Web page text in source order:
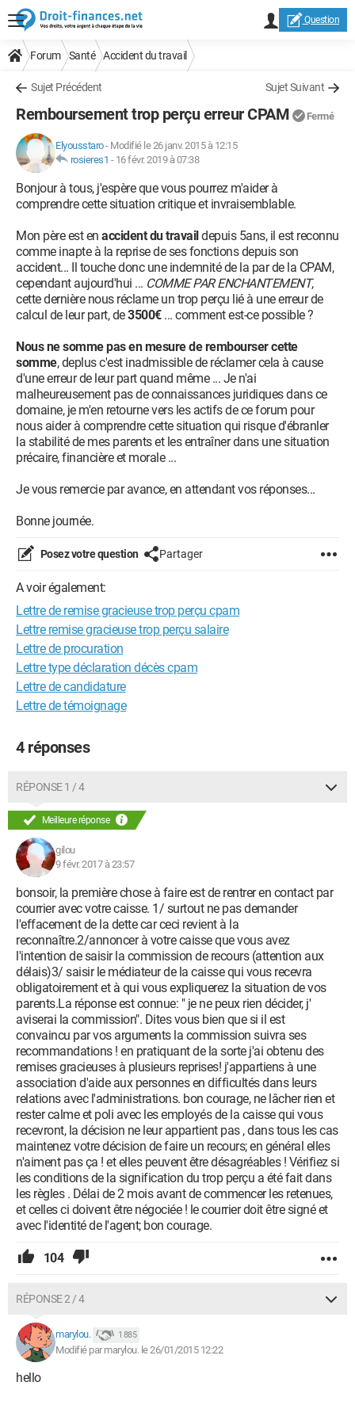
Question
Forum Santé Accident du travail
Sujet Précédent Sujet Suivant
Remboursement trop perçu erreur CPAM Fermé
Elyousstaro- Modifié le 26 janv. 2015 à 12:15
rosieres1 - 16 févr. 2019 à 07:38
Bonjour à tous, j'espère que vous pourrez m'aider à
comprendre cette situation critique et invraisemblable.
Mon père est en accident du travaildepuis 5ans, il est reconnu
comme inapte à la reprise de ses fonctions depuis son
accident... Il touche donc une indemnité de la par de la CPAM,
cependant aujourd'hui ... COMME PAR ENCHANTEMENT,
cette dernière nous réclame un trop perçu lié à une erreur de
calcul de leur part, de3500€... comment est-ce possible ?
Nous ne somme pas en mesure de rembourser cette
somme, deplus c'est inadmissible de réclamer cela à cause
d'une erreur de leur part quand même ... Je n'ai
malheureusement pas de connaissances juridiques dans ce
domaine, je m'en retourne vers les actifs de ce forum pour
nous aider à comprendre cette situation qui risque d'ébranler
la stabilité de mes parents et les entraîner dans une situation
précaire, financière et morale ...
Je vous remercie par avance, en attendant vos réponses...
Bonne journée.
Posez votre question Partager
A voir également:
Lettre de remise gracieuse trop perçu cpam
Lettre remise gracieuse trop perçu salaire
Lettre de procuration
Lettre type déclaration décès cpam
Lettre de candidature
Lettre de témoignage
4 réponses
RÉPONSE 1 / 4
Meilleure réponse
gilou
9 févr. 2017 à 23:57
bonsoir, la première chose à faire est de rentrer en contact par
courrier avec votre caisse. 1/ surtout ne pas demander
l'effacement de la dette car ceci revient à la
reconnaître.2/annoncer à votre caisse que vous avez
l'intention de saisir la commission de recours (attention aux
délais)3/ saisir le médiateur de la caisse qui vous recevra
obligatoirement et à qui vous expliquerez la situation de vos
parents.La réponse est connue: " je ne peux rien décider, j'
aviserai la commission". Dites vous bien que si il est
convaincu par vos arguments la commission suivra ses
recommandations ! en pratiquant de la sorte j'ai obtenu des
remises gracieuses à plusieurs reprises! j'appartiens à une
association d'aide aux personnes en difficultés dans leurs
relations avec l'administrations. bon courage, ne lâcher rien et
rester calme et poli avec les employés de la caisse qui vous
recevront, la décision ne leur appartient pas , dans tous les cas
maintenez votre décision de faire un recours; en général elles
n'aiment pas ça ! et elles peuvent être désagréables ! Vérifiez si
les conditions de la signification du trop perçu a été fait dans
les règles . Délai de 2 mois avant de commencer les retenues,
et celles ci doivent être négociée ! le courrier doit être signé et
avec l'identité de l'agent; bon courage.
104
RÉPONSE 2 / 4
marylou. 1 885
Modifié par marylou. le 26/01/2015 12:22
hello